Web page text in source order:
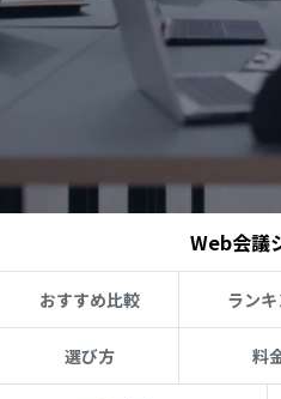
Web会議
おすすめ比較 ラン
選び方 料